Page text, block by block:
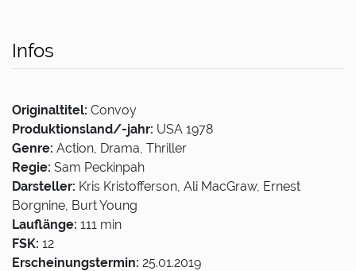
Infos
Originaltitel: Convoy
Produktionsland/-jahr: USA 1978
Genre: Action, Drama, Thriller
Regie: Sam Peckinpah
Darsteller: Kris Kristofferson, Ali MacGraw, Ernest
Borgnine, Burt Young
Lauflänge: 111 min
FSK: 12
Erscheinungstermin: 25.01.2019